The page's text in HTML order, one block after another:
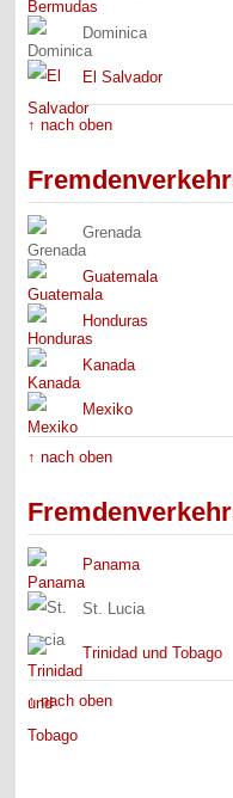
Dominica
El Salvador
↑ nach oben
Grenada
Guatemala
Honduras
Kanada
Mexiko
↑ nach oben
Panama
St. Lucia
Trinidad und Tobago
↑ nach oben